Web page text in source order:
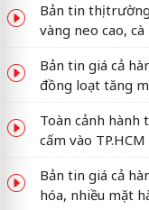
Bản tin thị
vàng neo cao,
Bản tin giá cả
đồng loạt tăng
Toàn cảnh
cấm vào TP.HCM
Bản tin giá cả
hóa, nhiều mặt